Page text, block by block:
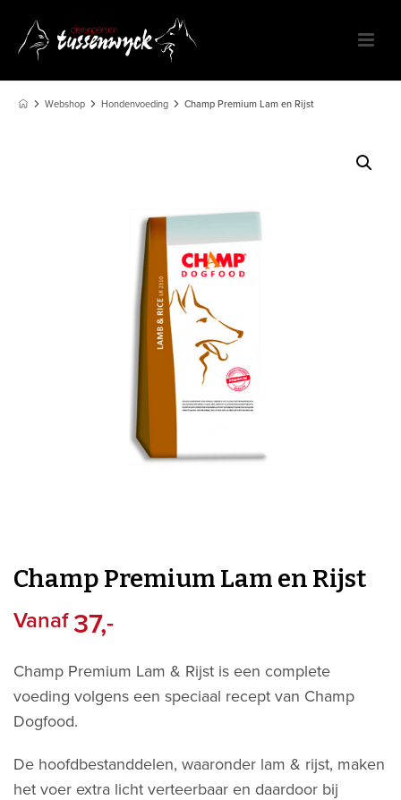
Webshop Hondenvoeding Champ Premium Lam en Rijst
Champ Premium Lam en Rijst
Vanaf 37,-
Champ Premium Lam & Rijst is een complete
voeding volgens een speciaal recept van Champ
Dogfood.
De hoofdbestanddelen, waaronder lam & rijst, maken
het voer extra licht verteerbaar en daardoor bij